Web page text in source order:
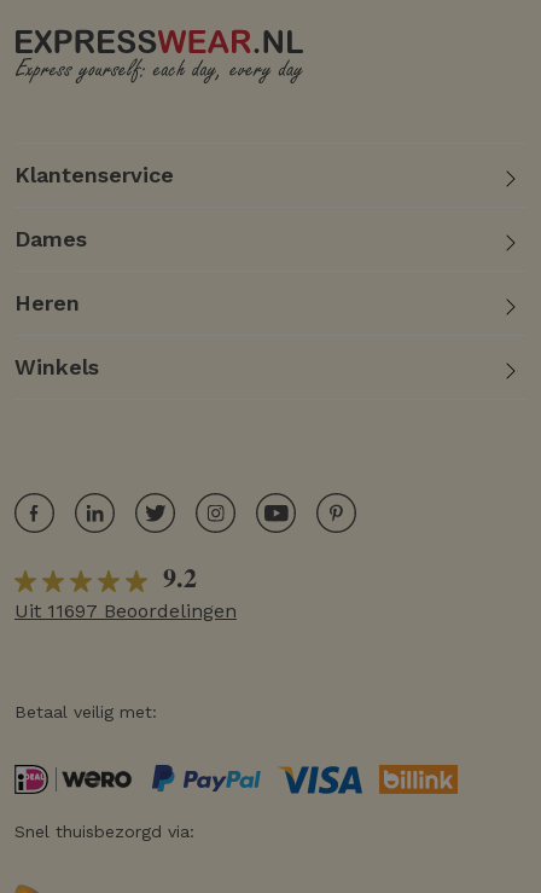
Klantenservice
Dames
Heren
Winkels
9.2
Uit 11697 Beoordelingen
Betaal veilig met:
Snel thuisbezorgd via: